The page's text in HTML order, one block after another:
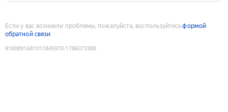
Если у вас возникли проблемы, пожалуйста, воспользуйтесьформой
обратной связи
9180891681011845970:1786073388